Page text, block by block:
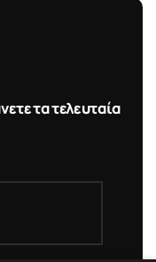
τα τελευταία